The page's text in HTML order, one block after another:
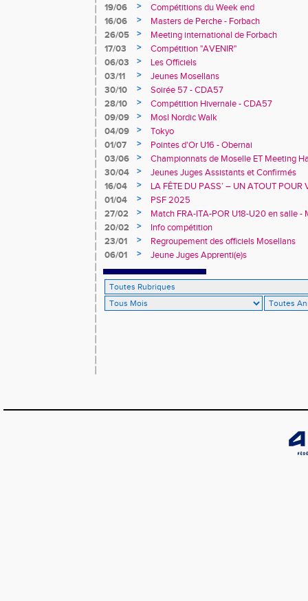
19/06
>
Compétitions du Week end
16/06
>
Masters de Perche - Forbach
26/05
>
Meeting international de Forbach
17/03
>
Compétition "AVENIR"
06/03
>
Les Officiels
03/11
>
Jeunes Mosellans
30/10
>
Soirée 57 - CDA57
28/10
>
Compétition Hivernale - CDA57
09/09
>
Mosl Nordic Walk
04/09
>
Tokyo
01/07
>
Pointes d'Or U16 - Obernai
03/06
>
Championnats de Moselle ET Meeting
30/04
>
Jeunes Juges Assistants et Confirmés
16/04
>
LA FÊTE DU PASS’ – UN ATOUT POUR
01/04
>
PSF 2025
27/02
>
Match FRA-ITA-POR U18-U20 en salle -
20/02
>
Info compétition
23/01
>
Regroupement des officiels Mosellans
06/01
> Jeune Juges Apprenti(e)s